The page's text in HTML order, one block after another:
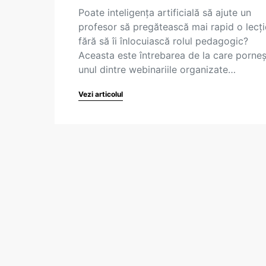
Poate inteligența artificială să ajute un
profesor să pregătească mai rapid o
fără să îi înlocuiască rolul pedagogic?
Aceasta este întrebarea de la care
unul dintre webinariile organizate…
Vezi articolul